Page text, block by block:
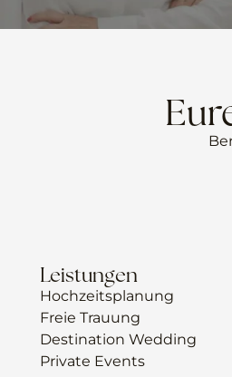
Leistungen
Hochzeitsplanung
Freie Trauung
Destination Wedding
Private Events